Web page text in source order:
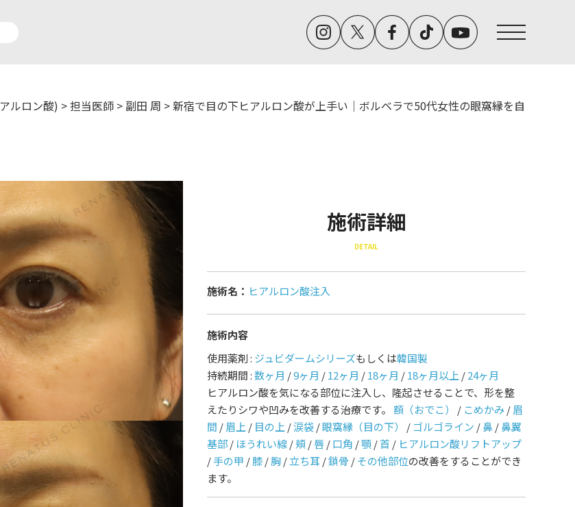
症例一覧
覧
お問い合わせ
プライバシーポリシー
未成年の方へ
コラム
ルロン酸) >担当医師 > 副田 周 >新宿で目の下ヒアルロン酸が上手い｜ボルベラで50代女性の眼窩縁を自
施術詳細
DETAIL
施術名： ヒアルロン酸注入
施術内容
使用薬剤 : ジュビダームシリーズもしくは韓国製
持続期間 :数ヶ月 /9ヶ月 /12ヶ月 /18ヶ月 /18ヶ月以上 /24ヶ月
ヒアルロン酸を気になる部位に注入し、隆起させることで、形を整
えたりシワや凹みを改善する治療です。 額（おでこ） / こめかみ/眉
間 /眉上 / 目の上 /涙袋/眼窩縁（目の下） / ゴルゴライン /鼻/鼻翼
基部/ ほうれい線/頬/唇/口角 /顎/首/ ヒアルロン酸リフトアップ
/手の甲 /膝/胸/立ち耳/鎖骨 /その他部位の改善をすることができ
ます。